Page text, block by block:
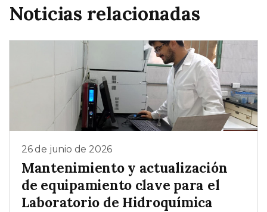
Noticias relacionadas
26 de junio de 2026
Mantenimiento y actualización
de equipamiento clave para el
Laboratorio de Hidroquímica